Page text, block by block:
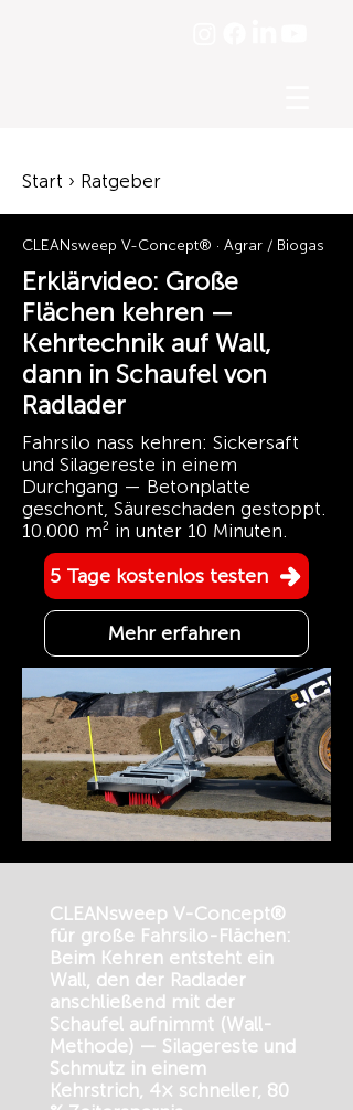
Start › Ratgeber
CLEANsweep V-Concept® · Agrar / Biogas
Erklärvideo: Große
Flächen kehren —
Kehrtechnik auf Wall,
dann in Schaufel von
Radlader
Fahrsilo nass kehren: Sickersaft
und Silagereste in einem
Durchgang — Betonplatte
geschont, Säureschaden gestoppt.
10.000 m² in unter 10 Minuten.
5 Tage kostenlos testen
Mehr erfahren
CLEANsweep V-Concept®
für große Fahrsilo-Flächen:
Beim Kehren entsteht ein
Wall, den der Radlader
anschließend mit der
Schaufel aufnimmt (Wall-
Methode) — Silagereste und
Schmutz in einem
Kehrstrich, 4× schneller, 80